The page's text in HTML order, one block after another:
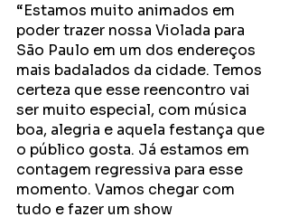
“Estamos muito animados em
poder trazer nossa Violada para
São Paulo em um dos endereços
mais badalados da cidade. Temos
certeza que esse reencontro vai
ser muito especial, com música
boa, alegria e aquela festança que
o público gosta. Já estamos em
contagem regressiva para esse
momento. Vamos chegar com
tudo e fazer um show